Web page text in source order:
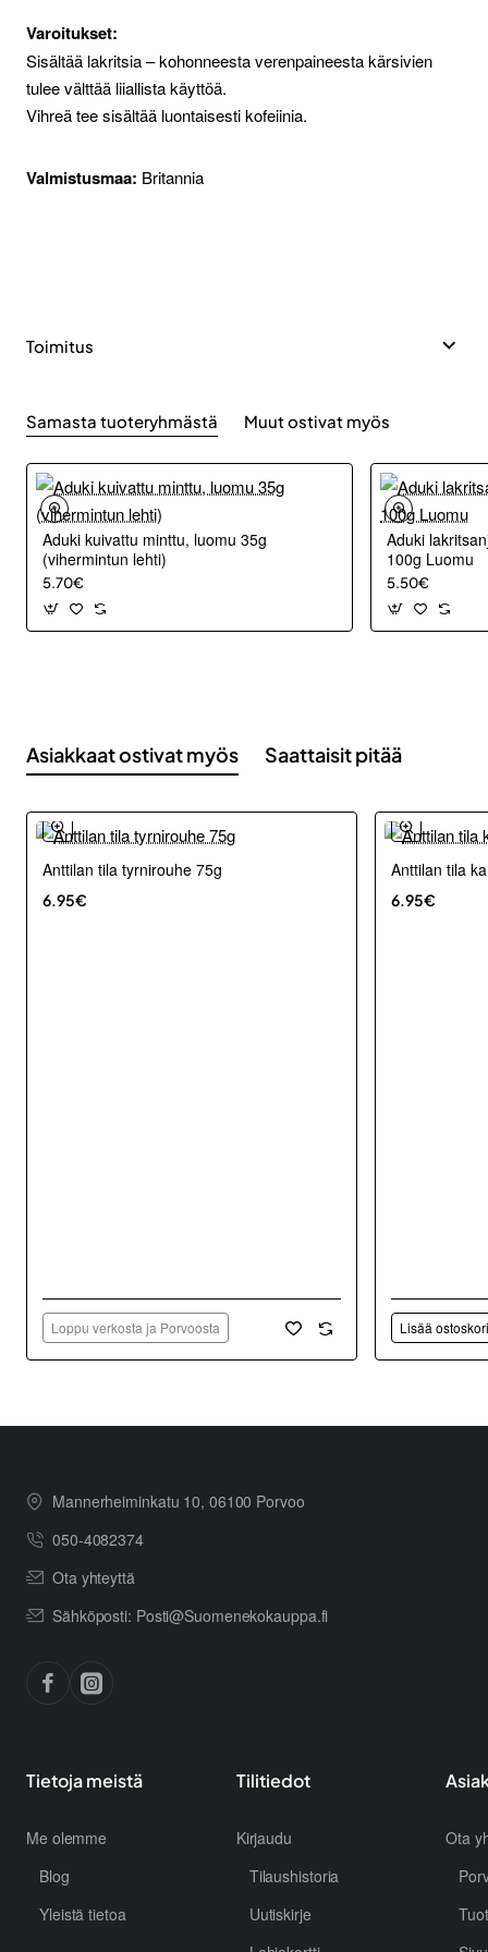
Varoitukset:
Sisältää lakritsia – kohonneesta verenpaineesta kärsivien
tulee välttää liiallista käyttöä.
Vihreä tee sisältää luontaisesti kofeiinia.
Valmistusmaa: Britannia
Toimitus
Samasta tuoteryhmästä Muut ostivat myös
Aduki kuivattu minttu, luomu 35g
(vihermintun lehti)
5.70€
Aduki
100g Luomu
5.50€
Asiakkaat ostivat myös Saattaisit pitää
Anttilan tila tyrnirouhe 75g
6.95€
Loppu verkosta ja Porvoosta
Anttilan tila
6.95€
Lisää
Mannerheiminkatu 10, 06100 Porvoo
050-4082374
Ota yhteyttä
Sähköposti: Posti@Suomenekokauppa.fi
Tietoja meistä
Me olemme
Blog
Yleistä tietoa
Tilitiedot
Kirjaudu
Tilaushistoria
Uutiskirje
Ota